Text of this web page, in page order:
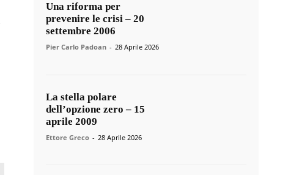
Una riforma per
prevenire le crisi – 20
settembre 2006
Pier Carlo Padoan - 28 Aprile 2026
La stella polare
dell’opzione zero – 15
aprile 2009
Ettore Greco - 28 Aprile 2026